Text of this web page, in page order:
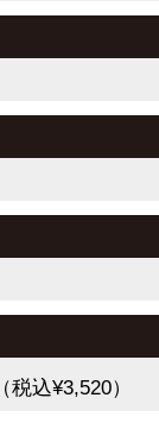
（税込¥3,520）